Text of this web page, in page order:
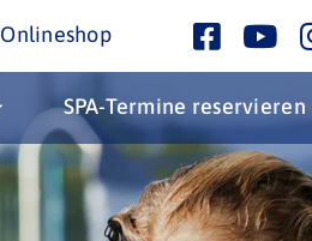
Onlineshop
SPA-Termine reservieren